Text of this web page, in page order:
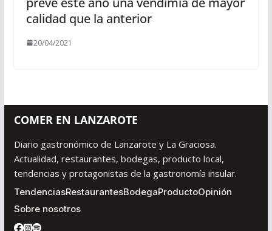
calidad que la anterior
20/04/2021
COMER EN LANZAROTE
Diario gastronómico de Lanzarote y La Graciosa.
Actualidad, restaurantes, bodegas, producto local,
tendencias y protagonistas de la gastronomía insular.
TendenciasRestaurantesBodegaProductoOpinión
Sobre nosotros